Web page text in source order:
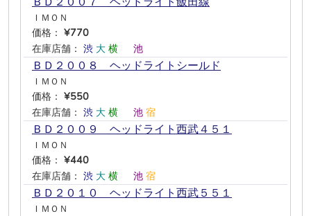
ＩＭＯＮ
価格： ¥770
在庫店舗： 渋 大 横 池
ＢＤ２００８ ヘッドライトシールド
ＩＭＯＮ
価格： ¥550
在庫店舗： 渋 大 横 池 宿
ＢＤ２００９ ヘッドライト西武４５１
ＩＭＯＮ
価格： ¥440
在庫店舗： 渋 大 横 池 宿
ＢＤ２０１０ ヘッドライト西武５５１
ＩＭＯＮ